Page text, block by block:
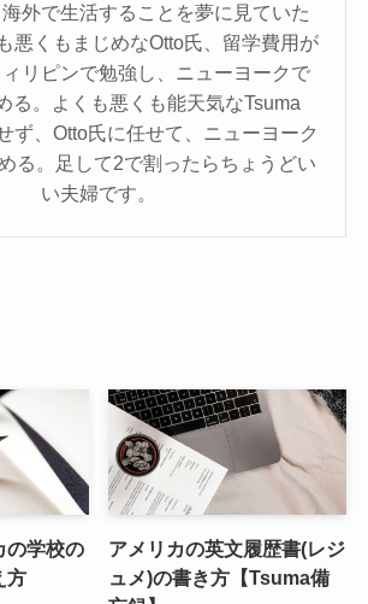
外で生活することを夢に見ていた
悪くもまじめなOtto氏、留学費用が
リピンで勉強し、ニューヨークで
る。よくも悪くも能天気なTsuma
ず、Otto氏に任せて、ニューヨーク
る。足して2で割ったらちょうどい
い夫婦です。
の学校の
方
アメリカの英文履歴書(レジ
ュメ)の書き方【Tsuma備